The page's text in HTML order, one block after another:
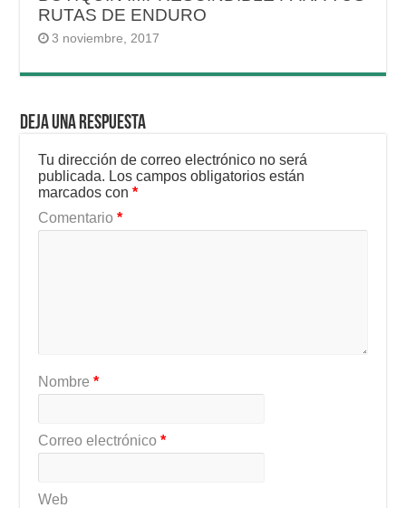
RUTAS DE ENDURO
3 noviembre, 2017
Deja una respuesta
Tu dirección de correo electrónico no será
publicada. Los campos obligatorios están
marcados con*
Comentario*
Nombre*
Correo electrónico*
Web